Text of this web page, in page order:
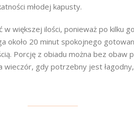
młodej kapusty.
większej ilości, ponieważ po kilku
około 20 minut spokojnego
Porcję z obiadu można bez obaw
wieczór, gdy potrzebny jest